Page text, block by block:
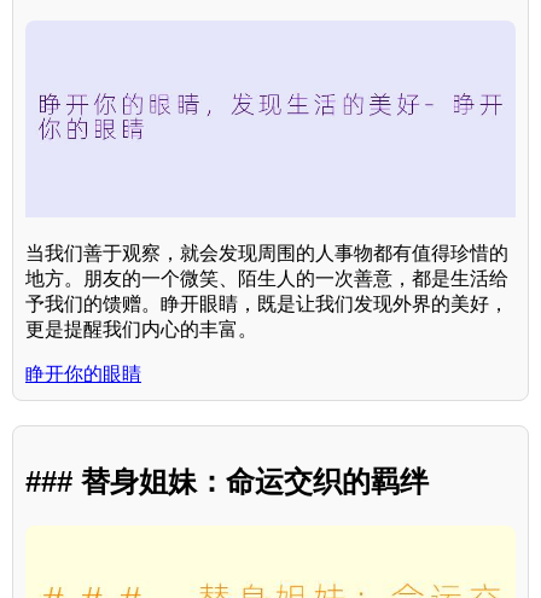
当我们善于观察，就会发现周围的人事物都有值得珍惜的
地方。朋友的一个微笑、陌生人的一次善意，都是生活给
予我们的馈赠。睁开眼睛，既是让我们发现外界的美好，
更是提醒我们内心的丰富。
睁开你的眼睛
### 替身姐妹：命运交织的羁绊